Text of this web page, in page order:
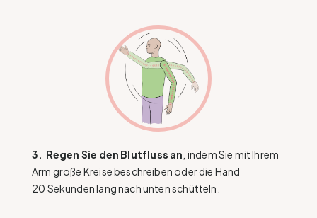
3. Regen Sie den Blutfluss an , indem Sie mit Ihrem
Arm große Kreise beschreiben oder die Hand
20 Sekunden lang nach unten schütteln.